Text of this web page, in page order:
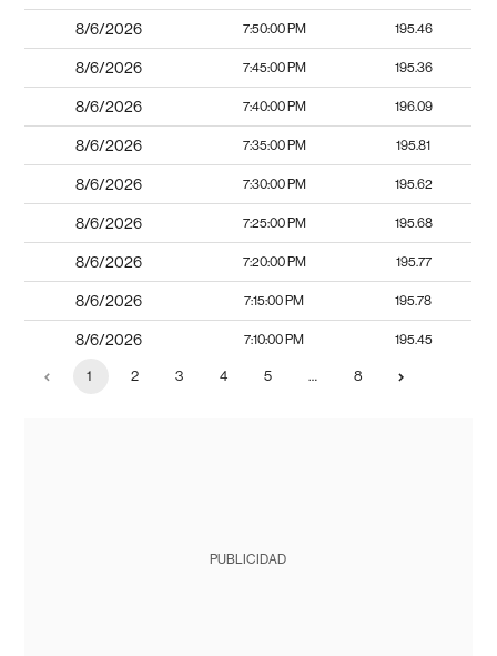
8/6/2026 7:50:00 PM 195.46
8/6/2026 7:45:00 PM 195.36
8/6/2026 7:40:00 PM 196.09
8/6/2026 7:35:00 PM 195.81
8/6/2026 7:30:00 PM 195.62
8/6/2026 7:25:00 PM 195.68
8/6/2026 7:20:00 PM 195.77
8/6/2026 7:15:00 PM 195.78
8/6/2026 7:10:00 PM 195.45
1 2 3 4 5 … 8
PUBLICIDAD